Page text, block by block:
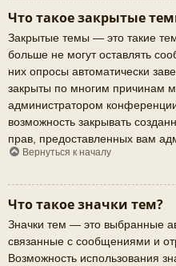
Что такое закрытые
Закрытые темы — это такие
больше не могут оставлять
них опросы автоматически
закрыты по многим причинам
администратором
возможность закрывать
прав, предоставленных вам
Вернуться к началу
Что такое значки тем?
Значки тем — это выбранные
связанные с сообщениями и
Возможность использования